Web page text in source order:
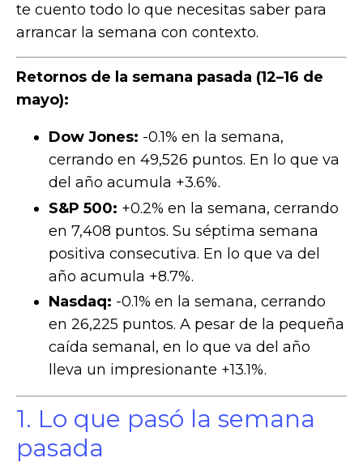
te cuento todo lo que necesitas saber para
arrancar la semana con contexto.
Retornos de la semana pasada (12–16 de
mayo):
Dow Jones: -0.1% en la semana,
cerrando en 49,526 puntos. En lo que va
del año acumula +3.6%.
S&P 500: +0.2% en la semana, cerrando
en 7,408 puntos. Su séptima semana
positiva consecutiva. En lo que va del
año acumula +8.7%.
Nasdaq: -0.1% en la semana, cerrando
en 26,225 puntos. A pesar de la pequeña
caída semanal, en lo que va del año
lleva un impresionante +13.1%.
1. Lo que pasó la semana
pasada